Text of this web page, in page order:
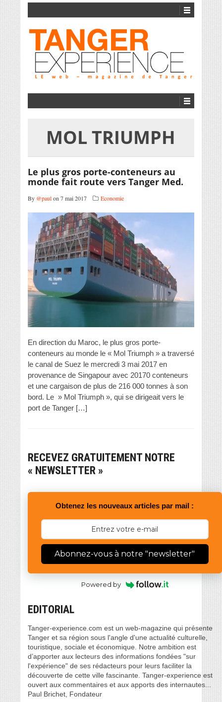
MOL TRIUMPH
Le plus gros porte-conteneurs au
monde fait route vers Tanger Med.
By @paulon 7 mai 2017 Economie
En direction du Maroc, le plus gros porte-
conteneurs au monde le « Mol Triumph » a traversé
le canal de Suez le mercredi 3 mai 2017 en
provenance de Singapour avec 20170 conteneurs
et une cargaison de plus de 216 000 tonnes à son
bord. Le » Mol Triumph », qui se dirigeait vers le
port de Tanger […]
RECEVEZ GRATUITEMENT NOTRE
« NEWSLETTER »
Obtenez les nouveaux articles par mail :
Abonnez-vous à notre "newsletter"
Powered by
EDITORIAL
Tanger-experience.com est un web-magazine qui présente
Tanger et sa région sous l'angle d'une actualité culturelle,
touristique, sociale et économique. Notre ambition est
d’apporter aux lecteurs des informations fondées "sur
l'expérience" de ses rédacteurs pour leurs faciliter la
découverte de cette ville fascinante. Tanger-experience est
ouvert aux commentaires et aux apports des internautes...
Paul Brichet, Fondateur